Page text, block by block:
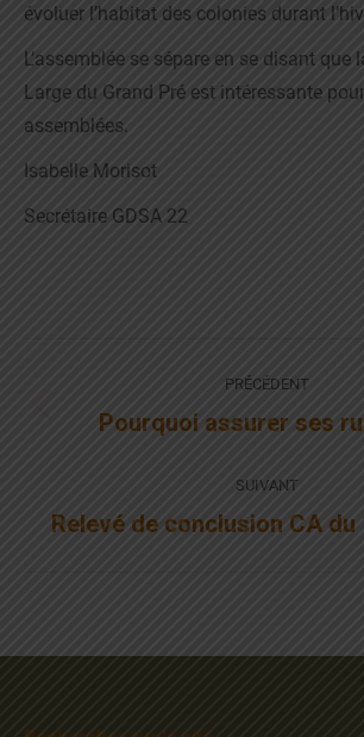
évoluer l’habitat des colonies durant
L’assemblée se sépare en se disant que
Large du Grand Pré est intéressante
assemblées.
Isabelle Morisot
Secrétaire GDSA 22
PRÉCÉDENT
Article
:
Pourquoi assurer ses
SUIVANT
Article
Relevé de conclusion CA du